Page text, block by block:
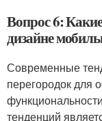
Вопрос 6:
дизайне
Современные
перегородок для
тенденций